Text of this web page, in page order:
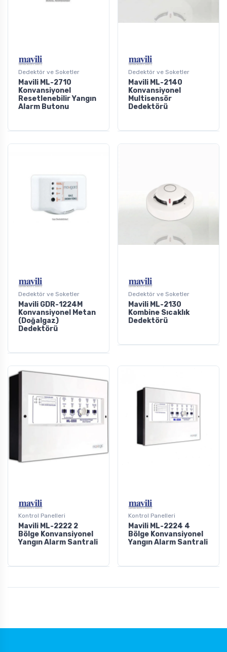
Dedektör ve Soketler
Mavili ML-2710
Konvansiyonel
Resetlenebilir Yangın
Alarm Butonu
Dedektör ve Soketler
Mavili ML-2140
Konvansiyonel
Multisensör
Dedektörü
Dedektör ve Soketler
Mavili GDR-1224M
Konvansiyonel Metan
(Doğalgaz)
Dedektörü
Dedektör ve Soketler
Mavili ML-2130
Kombine Sıcaklık
Dedektörü
Kontrol Panelleri
Mavili ML-2222 2
Bölge Konvansiyonel
Yangın Alarm Santrali
Kontrol Panelleri
Mavili ML-2224 4
Bölge Konvansiyonel
Yangın Alarm Santrali